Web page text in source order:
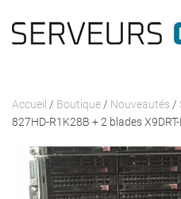
Passer au contenu
Accueil / Boutique / Nouveautés /
827HD-R1K28B + 2 blades